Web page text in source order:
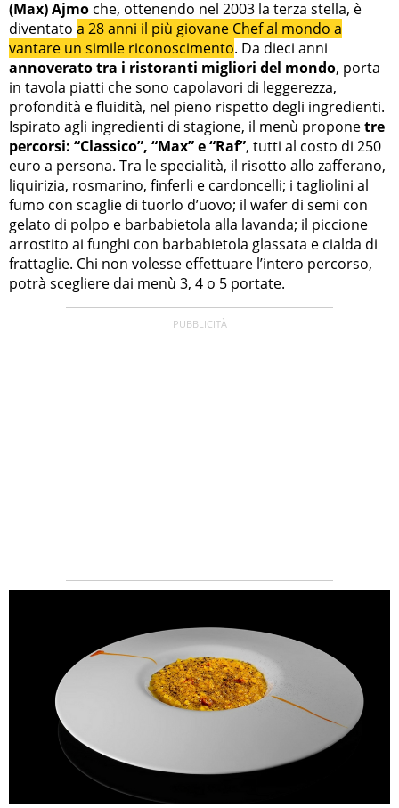
(Max) Ajmo che, ottenendo nel 2003 la terza stella, è
diventato a 28 anni il più giovane Chef al mondo a
vantare un simile riconoscimento. Da dieci anni
annoverato tra i ristoranti migliori del mondo, porta
in tavola piatti che sono capolavori di leggerezza,
profondità e fluidità, nel pieno rispetto degli ingredienti.
Ispirato agli ingredienti di stagione, il menù proponetre
percorsi: “Classico”, “Max” e “Raf”, tutti al costo di 250
euro a persona. Tra le specialità, il risotto allo zafferano,
liquirizia, rosmarino, finferli e cardoncelli; i tagliolini al
fumo con scaglie di tuorlo d’uovo; il wafer di semi con
gelato di polpo e barbabietola alla lavanda; il piccione
arrostito ai funghi con barbabietola glassata e cialda di
frattaglie. Chi non volesse effettuare l’intero percorso,
potrà scegliere dai menù 3, 4 o 5 portate.